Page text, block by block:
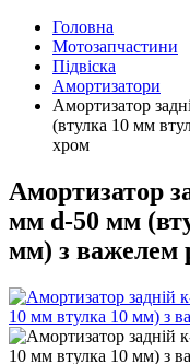
Головна
Мотозапчастини
Підвіска
Амортизатори
Амортизатор
(втулка 10 мм
хром
Амортизатор
мм d-50 мм
мм) з важелем